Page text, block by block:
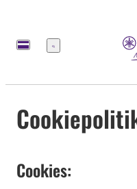
Menu
Cookies: